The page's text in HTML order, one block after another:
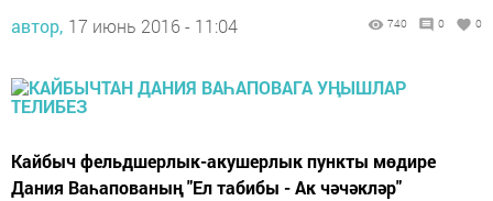
автор, 17 июнь 2016 - 11:04 740 0 0
Кайбыч фельдшерлык-акушерлык пункты мөдире
Дания Ваһапованың "Ел табибы - Ак чәчәкләр"